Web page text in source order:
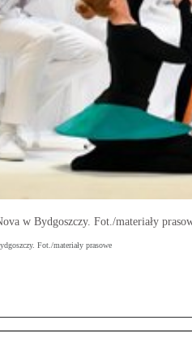
w Bydgoszczy. Fot./materiały
Fot./materiały prasowe